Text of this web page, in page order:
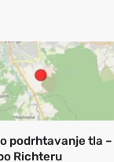
podrhtavanje tla –
Richteru